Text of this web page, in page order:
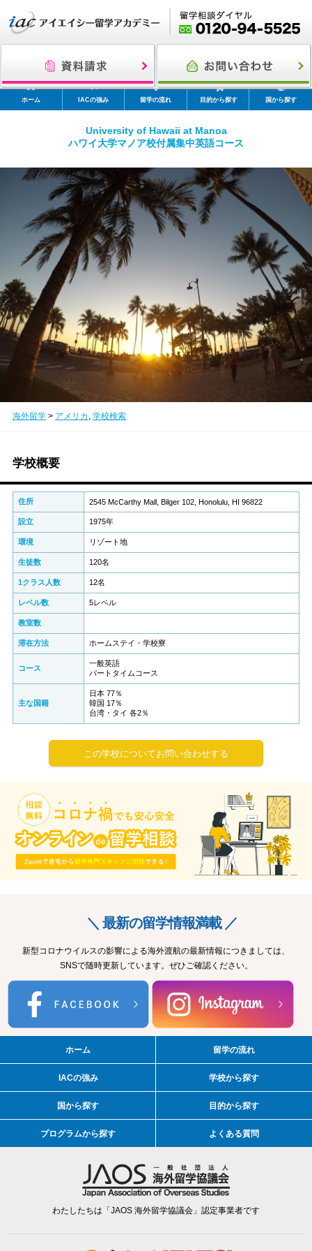
ホーム IACの強み 留学の流れ 目的から探す 国から探す
University of Hawaii at Manoa
ハワイ大学マノア校付属集中英語コース
海外留学> アメリカ , 学校検索
学校概要
住所 2545 McCarthy Mall, Bilger 102, Honolulu, HI 96822
設立 1975年
環境 リゾート地
生徒数 120名
1クラス人数 12名
レベル数 5レベル
教室数
滞在方法 ホームステイ・学校寮
コース
一般英語
パートタイムコース
主な国籍
日本 77％
韓国 17％
台湾・タイ 各2％
この学校についてお問い合わせする
＼ 最新の留学情報満載 ／
新型コロナウイルスの影響による海外渡航の最新情報につきましては、
SNSで随時更新しています。ぜひご確認ください。
ホーム 留学の流れ
IACの強み 学校から探す
国から探す 目的から探す
プログラムから探す よくある質問
わたしたちは「JAOS 海外留学協議会」認定事業者です